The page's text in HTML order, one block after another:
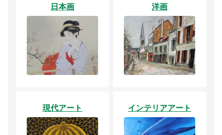
日本画 洋画
現代アート インテリアアート